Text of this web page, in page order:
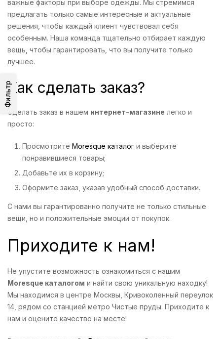
Фильтр
важные факторы при выборе одежды. Мы стремимся
предлагать только самые интересные и актуальные
решения, чтобы каждый клиент чувствовал себя
особенным. Наша команда тщательно отбирает каждую
вещь, чтобы гарантировать, что вы получите только
лучшее.
Как сделать заказ?
Сделать заказ в нашем интернет-магазине легко и
просто:
Просмотрите Moresque каталог и выберите
понравившиеся товары;
Добавьте их в корзину;
Оформите заказ, указав удобный способ доставки.
С нами вы гарантированно получите не только стильные
вещи, но и положительные эмоции от покупок.
Приходите к нам!
Не упустите возможность ознакомиться с нашим
Moresque каталогом и найти свою уникальную находку!
Мы находимся в центре Москвы, Кривоколенный переулок
14, рядом со станцией метро Чистые пруды. Приходите к
нам и оцените качество на месте!